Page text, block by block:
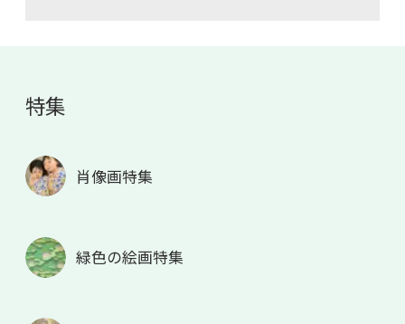
特集
肖像画特集
緑色の絵画特集